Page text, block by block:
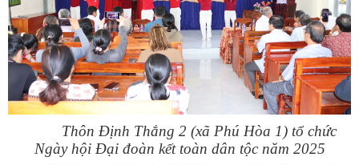
Thôn Định Thắng 2 (xã Phú Hòa 1) tổ chức
Ngày hội Đại đoàn kết toàn dân tộc năm 2025